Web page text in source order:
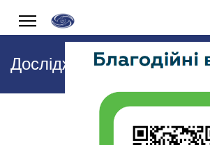
Дослідження та аналітика